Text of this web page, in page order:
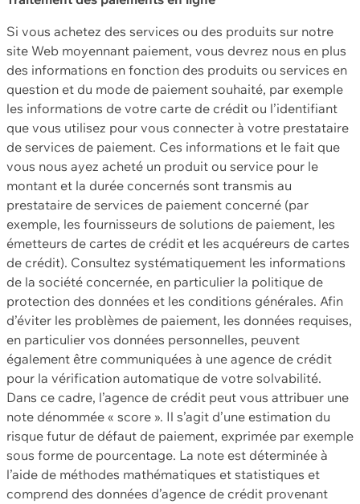
Si vous achetez des services ou des produits sur notre
site Web moyennant paiement, vous devrez nous en plus
des informations en fonction des produits ou services en
question et du mode de paiement souhaité, par exemple
les informations de votre carte de crédit ou l’identifiant
que vous utilisez pour vous connecter à votre prestataire
de services de paiement. Ces informations et le fait que
vous nous ayez acheté un produit ou service pour le
montant et la durée concernés sont transmis au
prestataire de services de paiement concerné (par
exemple, les fournisseurs de solutions de paiement, les
émetteurs de cartes de crédit et les acquéreurs de cartes
de crédit). Consultez systématiquement les informations
de la société concernée, en particulier la politique de
protection des données et les conditions générales. Afin
d’éviter les problèmes de paiement, les données requises,
en particulier vos données personnelles, peuvent
également être communiquées à une agence de crédit
pour la vérification automatique de votre solvabilité.
Dans ce cadre, l’agence de crédit peut vous attribuer une
note dénommée « score ». Il s’agit d’une estimation du
risque futur de défaut de paiement, exprimée par exemple
sous forme de pourcentage. La note est déterminée à
l’aide de méthodes mathématiques et statistiques et
comprend des données d’agence de crédit provenant